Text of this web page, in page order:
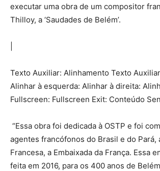
executar uma obra de um compositor
Thilloy, a ‘Saudades de Belém’.
Texto Auxiliar: Alinhamento Texto
Alinhar à esquerda: Alinhar à direita:
Fullscreen: Fullscreen Exit: Conteúdo
“Essa obra foi dedicada à OSTP e foi
agentes francófonos do Brasil e do Pará,
Francesa, a Embaixada da França. Essa
feita em 2016, para os 400 anos de